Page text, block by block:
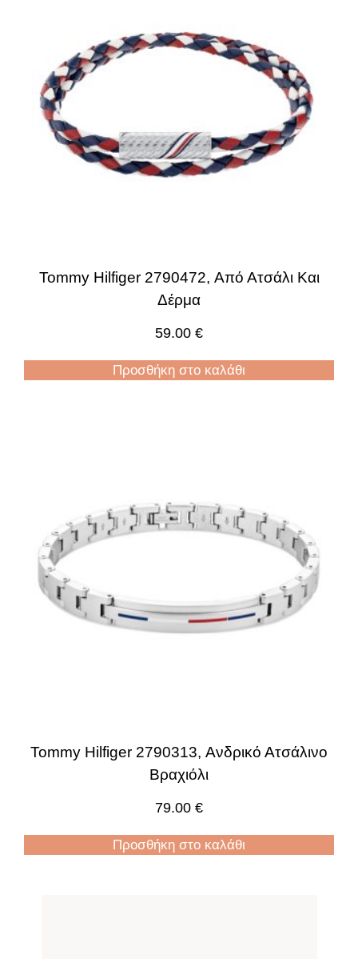
Tommy Hilfiger 2790472, Από Ατσάλι Και
Δέρμα
59.00 €
Προσθήκη στο καλάθι
Tommy Hilfiger 2790313, Ανδρικό Ατσάλινο
Βραχιόλι
79.00 €
Προσθήκη στο καλάθι